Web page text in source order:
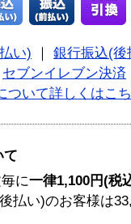
い)
銀行振込(後
セブンイレブン決済
ついて詳しくはこ
て
に一律1,100円(税
払い)のお客様は